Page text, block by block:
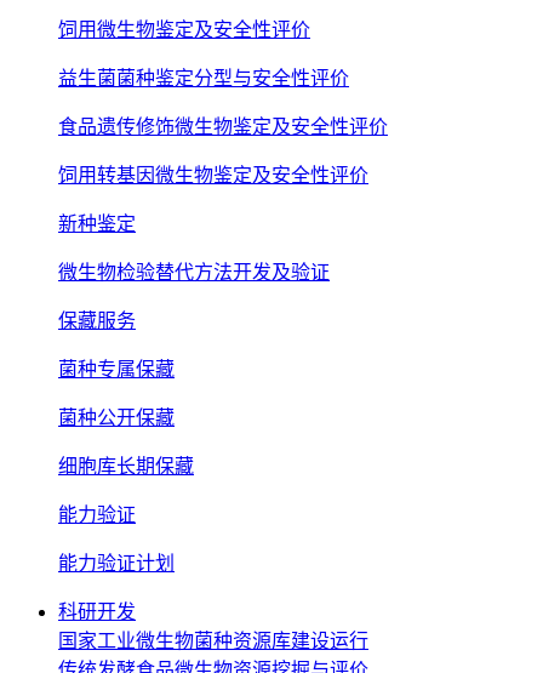
饲用微生物鉴定及安全性评价
益生菌菌种鉴定分型与安全性评价
食品遗传修饰微生物鉴定及安全性评价
饲用转基因微生物鉴定及安全性评价
新种鉴定
微生物检验替代方法开发及验证
保藏服务
菌种专属保藏
菌种公开保藏
细胞库长期保藏
能力验证
能力验证计划
科研开发
国家工业微生物菌种资源库建设运行